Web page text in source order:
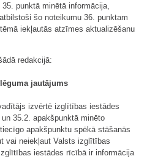
punktā minētā informācija,
šo noteikumu 36. punktam
iekļautās atzīmes aktualizēšanu
redakcijā:
jautājums
izvērtē izglītības iestādes
35.2. apakšpunktā minēto
apakšpunktu spēkā stāšanās
vai neiekļaut Valsts izglītības
iestādes rīcībā ir informācija